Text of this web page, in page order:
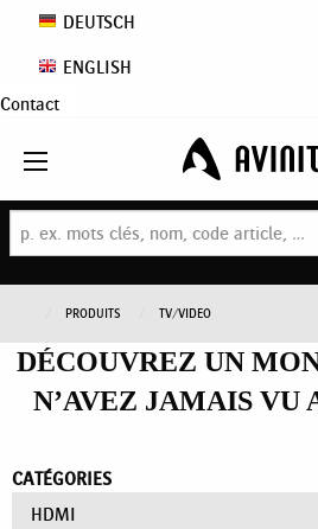
DEUTSCH
ENGLISH
Contact
PRODUITS TV/VIDEO
DÉCOUVREZ UN
N’AVEZ JAMAIS VU
CATÉGORIES
HDMI